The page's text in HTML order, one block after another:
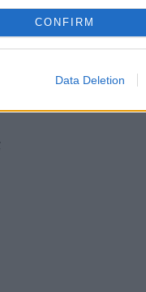
CONFIRM
Data Deletion